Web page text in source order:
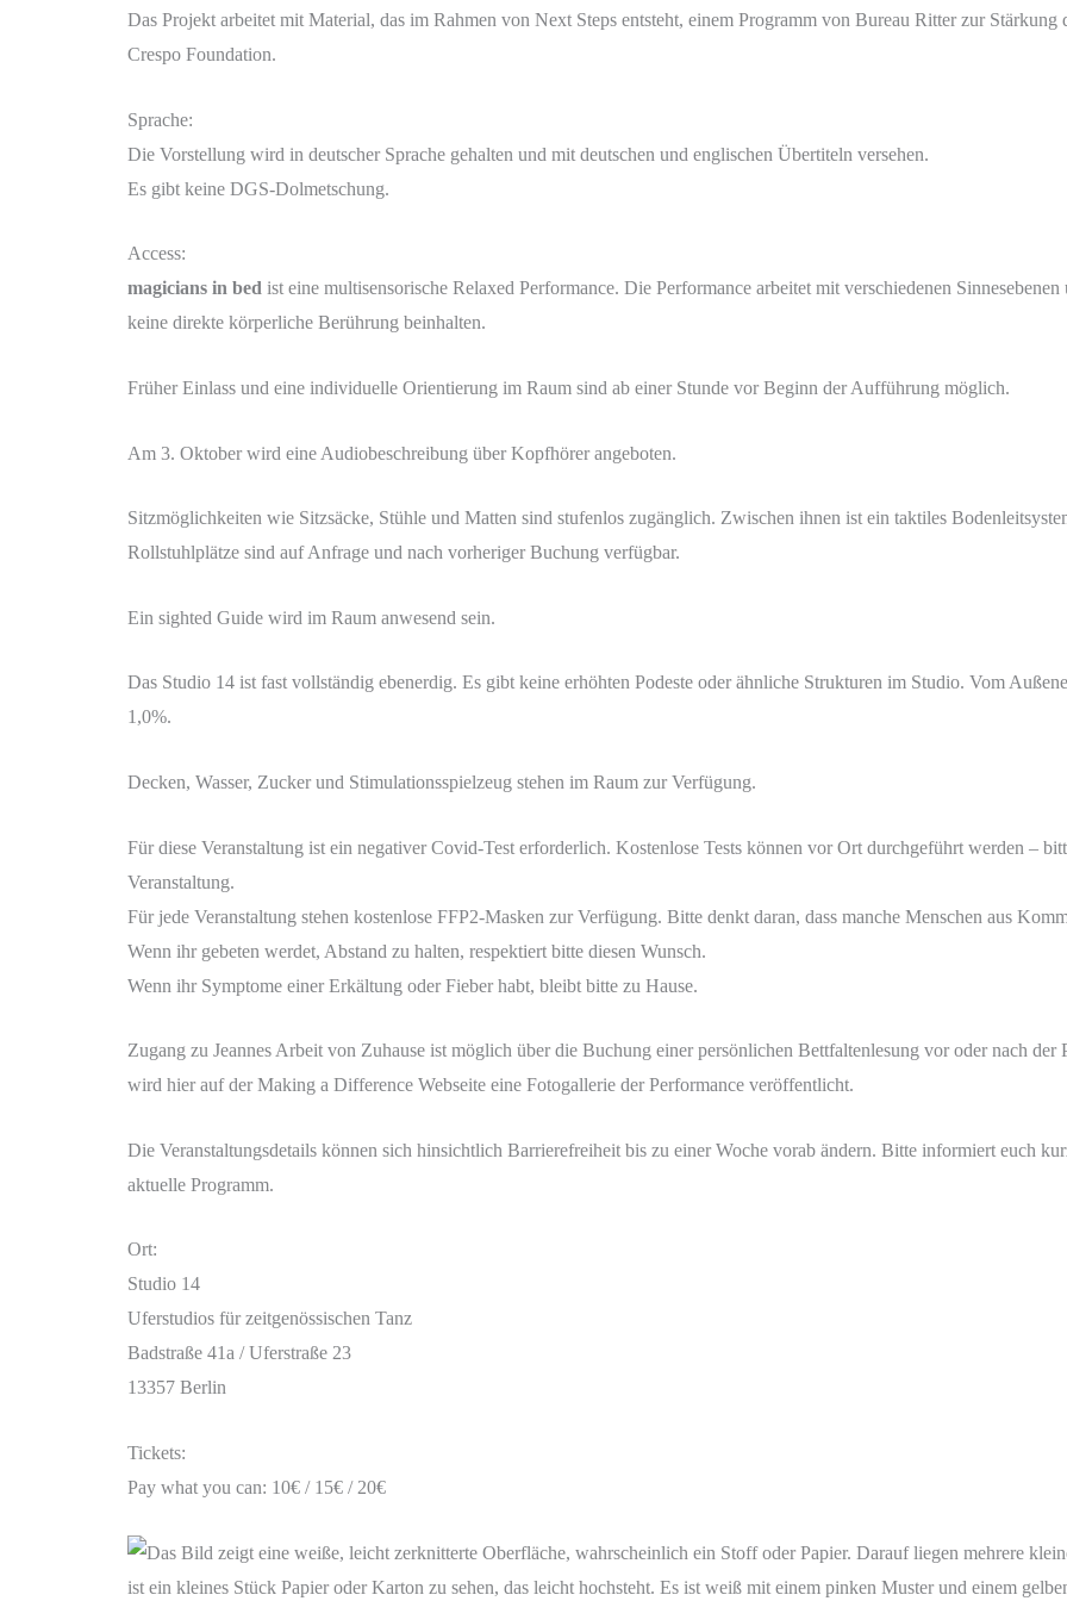
Das Projekt arbeitet mit Material, das im Rahmen von Next Steps entsteht, einem Programm von Bureau Ritter zur
Crespo Foundation.
Sprache:
Die Vorstellung wird in deutscher Sprache gehalten und mit deutschen und englischen Übertiteln versehen.
Es gibt keine DGS-Dolmetschung.
Access:
magicians in bed ist eine multisensorische Relaxed Performance. Die Performance arbeitet mit verschiedenen
keine direkte körperliche Berührung beinhalten.
Früher Einlass und eine individuelle Orientierung im Raum sind ab einer Stunde vor Beginn der Aufführung möglich.
Am 3. Oktober wird eine Audiobeschreibung über Kopfhörer angeboten.
Sitzmöglichkeiten wie Sitzsäcke, Stühle und Matten sind stufenlos zugänglich. Zwischen ihnen ist ein taktiles
Rollstuhlplätze sind auf Anfrage und nach vorheriger Buchung verfügbar.
Ein sighted Guide wird im Raum anwesend sein.
Das Studio 14 ist fast vollständig ebenerdig. Es gibt keine erhöhten Podeste oder ähnliche Strukturen im Studio. Vom
1,0%.
Decken, Wasser, Zucker und Stimulationsspielzeug stehen im Raum zur Verfügung.
Für diese Veranstaltung ist ein negativer Covid-Test erforderlich. Kostenlose Tests können vor Ort durchgeführt werden –
Veranstaltung.
Für jede Veranstaltung stehen kostenlose FFP2-Masken zur Verfügung. Bitte denkt daran, dass manche Menschen aus
Wenn ihr gebeten werdet, Abstand zu halten, respektiert bitte diesen Wunsch.
Wenn ihr Symptome einer Erkältung oder Fieber habt, bleibt bitte zu Hause.
Zugang zu Jeannes Arbeit von Zuhause ist möglich über die Buchung einer persönlichen Bettfaltenlesung vor oder nach der
wird hier auf der Making a Difference Webseite eine Fotogallerie der Performance veröffentlicht.
Die Veranstaltungsdetails können sich hinsichtlich Barrierefreiheit bis zu einer Woche vorab ändern. Bitte informiert euch
aktuelle Programm.
Ort:
Studio 14
Uferstudios für zeitgenössischen Tanz
Badstraße 41a / Uferstraße 23
13357 Berlin
Tickets:
Pay what you can: 10€ / 15€ / 20€